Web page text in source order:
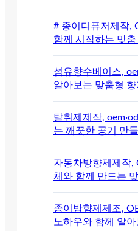
# 종이디퓨저제작,
함께 시작하는 맞춤
섬유향수베이스,
알아보는 맞춤형
탈취제제작,
는 깨끗한 공기 만
자동차방향제제작,
체와 함께 만드는
종이방향제제조,
노하우와 함께 알